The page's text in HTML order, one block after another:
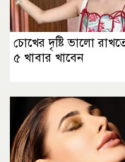
চোখের দৃষ্টি ভালো
৫ খাবার খাবেন